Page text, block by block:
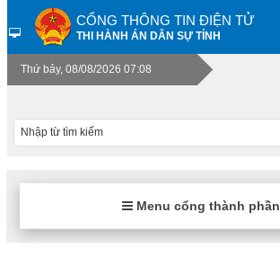
CỔNG THÔNG TIN ĐIỆN TỬ
THI HÀNH ÁN DÂN SỰ TỈNH
Thứ bảy, 08/08/2026 07:08
Menu cổng thành phần